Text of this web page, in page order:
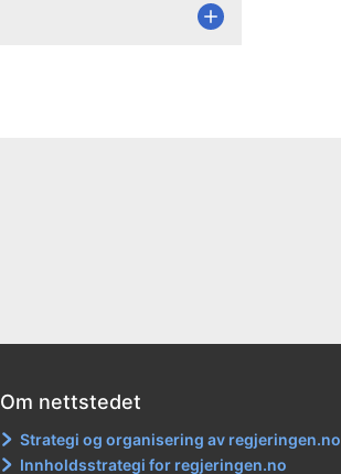
Om nettstedet
Strategi og organisering av regjeringen.no
Innholdsstrategi for regjeringen.no